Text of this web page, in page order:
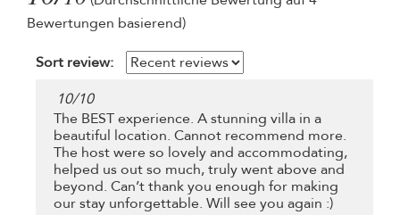
Bewertungen basierend)
Sort review:
10/10
The BEST experience. A stunning villa in a
beautiful location. Cannot recommend more.
The host were so lovely and accommodating,
helped us out so much, truly went above and
beyond. Can’t thank you enough for making
our stay unforgettable. Will see you again :)